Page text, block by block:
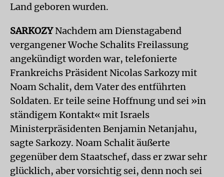
Land geboren wurden.
SARKOZYNachdem am Dienstagabend
vergangener Woche Schalits Freilassung
angekündigt worden war, telefonierte
Frankreichs Präsident Nicolas Sarkozy mit
Noam Schalit, dem Vater des entführten
Soldaten. Er teile seine Hoffnung und sei »in
ständigem Kontakt« mit Israels
Ministerpräsidenten Benjamin Netanjahu,
sagte Sarkozy. Noam Schalit äußerte
gegenüber dem Staatschef, dass er zwar sehr
glücklich, aber vorsichtig sei, denn noch sei